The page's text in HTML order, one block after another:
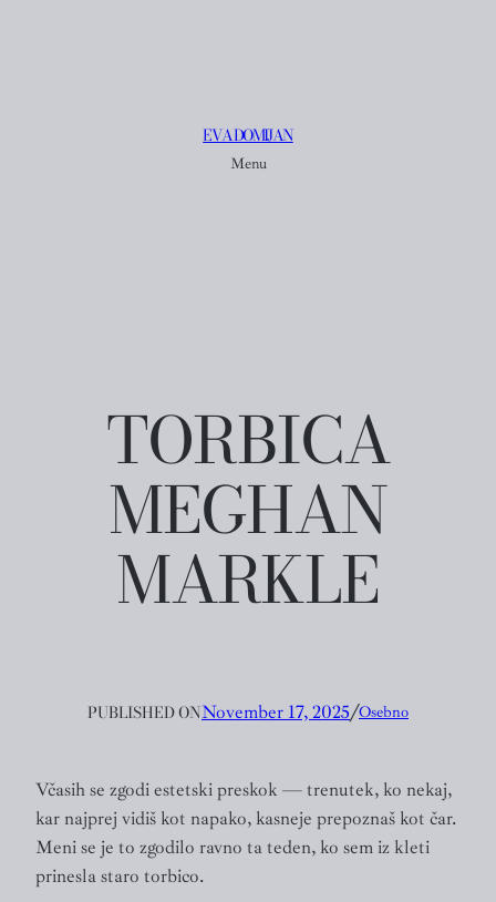
EVA DOMIJAN
Menu
TORBICA
MEGHAN
MARKLE
PUBLISHED ONNovember 17, 2025╱Osebno
Včasih se zgodi estetski preskok — trenutek, ko nekaj,
kar najprej vidiš kot napako, kasneje prepoznaš kot čar.
Meni se je to zgodilo ravno ta teden, ko sem iz kleti
prinesla staro torbico.